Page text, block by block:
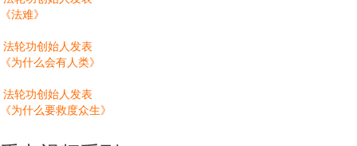
《法难》
法轮功创始人发表
《为什么会有人类》
法轮功创始人发表
《为什么要救度众生》